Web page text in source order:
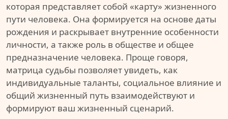
которая представляет собой «карту» жизненного
пути человека. Она формируется на основе даты
рождения и раскрывает внутренние особенности
личности, а также роль в обществе и общее
предназначение человека. Проще говоря,
матрица судьбы позволяет увидеть, как
индивидуальные таланты, социальное влияние и
общий жизненный путь взаимодействуют и
формируют ваш жизненный сценарий.